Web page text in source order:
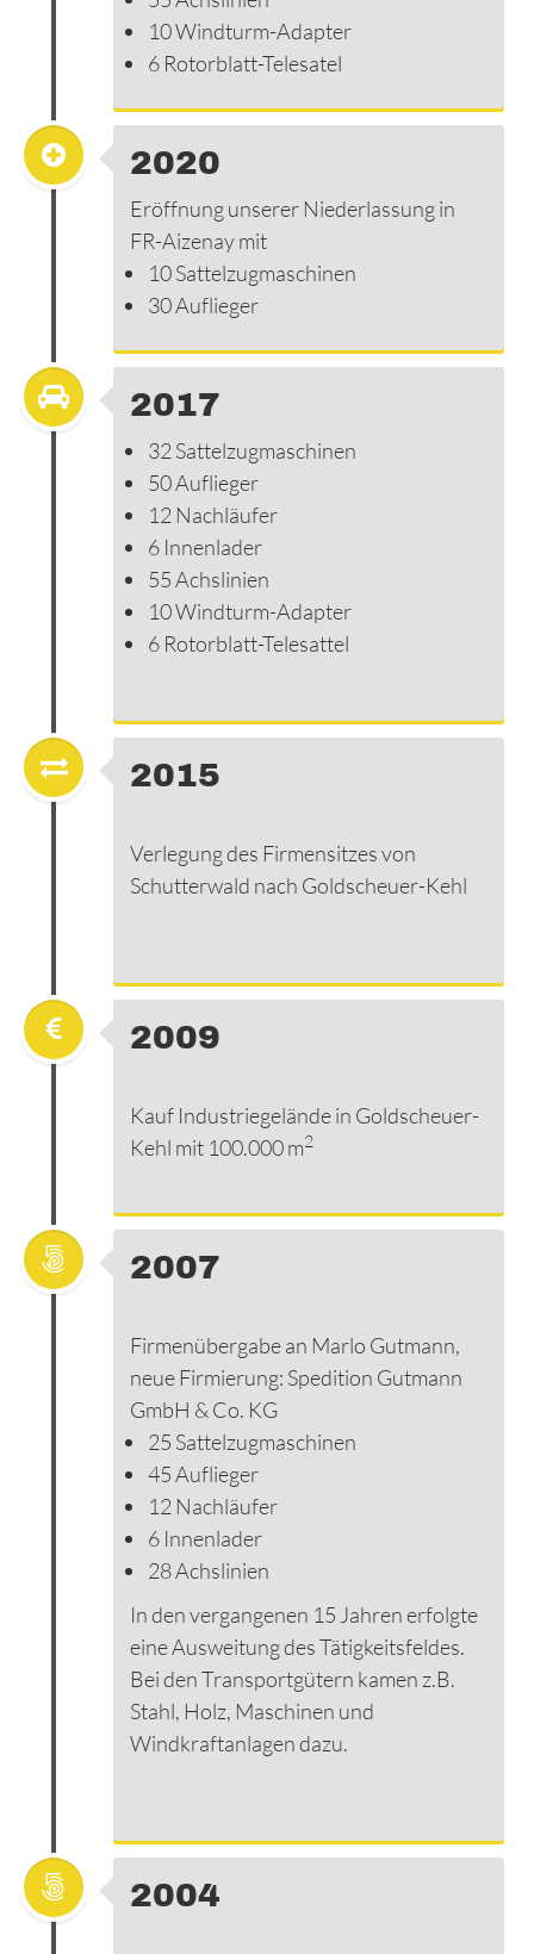
10 Windturm-Adapter
6 Rotorblatt-Telesatel
2020
Eröffnung unserer Niederlassung in
FR-Aizenay mit
10 Sattelzugmaschinen
30 Auflieger
2017
32 Sattelzugmaschinen
50 Auflieger
12 Nachläufer
6 Innenlader
55 Achslinien
10 Windturm-Adapter
6 Rotorblatt-Telesattel
2015
Verlegung des Firmensitzes von
Schutterwald nach Goldscheuer-Kehl
2009
Kauf Industriegelände in Goldscheuer-
Kehl mit 100.000 m2
2007
Firmenübergabe an Marlo Gutmann,
neue Firmierung: Spedition Gutmann
GmbH & Co. KG
25 Sattelzugmaschinen
45 Auflieger
12 Nachläufer
6 Innenlader
28 Achslinien
In den vergangenen 15 Jahren erfolgte
eine Ausweitung des Tätigkeitsfeldes.
Bei den Transportgütern kamen z.B.
Stahl, Holz, Maschinen und
Windkraftanlagen dazu.
2004